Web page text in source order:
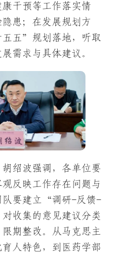
干预等工作落实情
患；在发展规划方
五”规划落地，听取
需求与具体建议。
绍波强调，各单位要
反映工作存在问题与
队要建立“调研-反馈-
收集的意见建议分类
期整改。从马克思主
人特色，到医药学部